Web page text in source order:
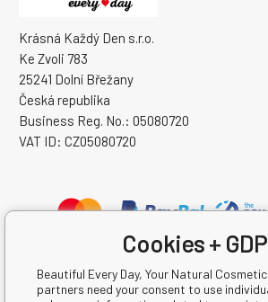
Krásná Každý Den s.r.o.
Ke Zvoli 783
25241 Dolní Břežany
Česká republika
Business Reg. No.: 05080720
VAT ID: CZ05080720
Cookies +
Beautiful Every Day, Your Natural
partners need your consent to use